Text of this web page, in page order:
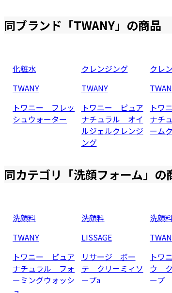
同ブランド「TWANY」の商品
化粧水
TWANY
トワニー フレッ
シュウォーター
クレンジング
TWANY
トワニー ピュア
ナチュラル オイ
ルジェルクレンジ
ング
クレ
トワ
ナチ
ーム
同カテゴリ「洗顔フォーム 」の
洗顔料
TWANY
トワニー ピュア
ナチュラル フォ
ーミングウォッシ
洗顔料
LISSAGE
リサージ ボー
テ クリーミィソ
ープa
洗顔料
トワ
ウ ク
ープ